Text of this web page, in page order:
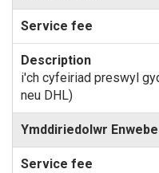
i'ch cyfeiriad preswyl
neu DHL)
Ymddiriedolwr